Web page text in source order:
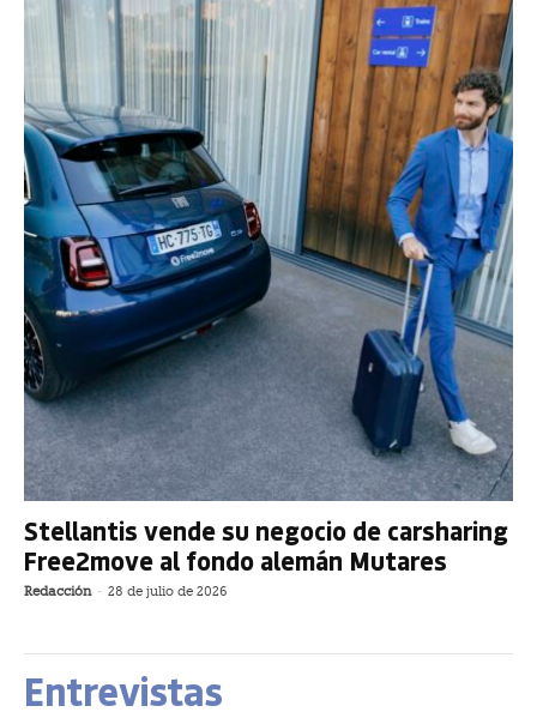
Stellantis vende su negocio de carsharing
Free2move al fondo alemán Mutares
Redacción - 28 de julio de 2026
Entrevistas